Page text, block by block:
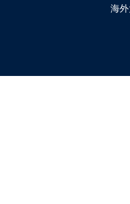
海